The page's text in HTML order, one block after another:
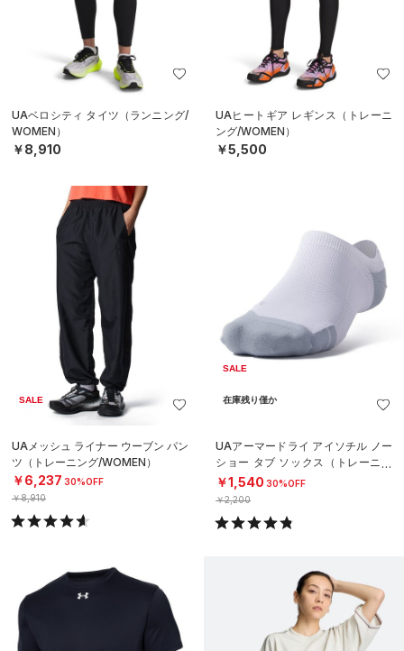
UAベロシティ タイツ（ランニング/
WOMEN）
￥8,910
UAヒートギア レギンス（トレーニ
ング/WOMEN）
￥5,500
SALE
UAメッシュ ライナー ウーブン パン
ツ（トレーニング/WOMEN）
￥6,237 30%OFF
￥8,910
SALE
在庫残り僅か
UAアーマードライ アイソチル ノー
ショー タブ ソックス（トレーニン
グ/UNISEX）
￥1,540 30%OFF
￥2,200